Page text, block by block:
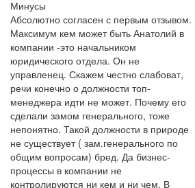
Минусы
Абсолютно согласен с первым отзывом.
Максимум кем может быть Анатолий в
компании -это начальником
юридического отдела. Он не
управленец. Скажем честно слабоват,
речи конечно о должности топ-
менеджера идти не может. Почему его
сделали замом генерального, тоже
непонятно. Такой должности в природе
не существует ( зам.генерального по
общим вопросам) бред. Да бизнес-
процессы в компании не
контролируются ни кем и ни чем. В